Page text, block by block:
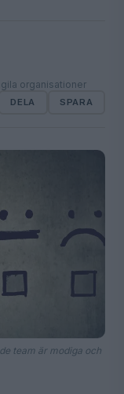
organisationer
DELA SPARA
team är modiga och